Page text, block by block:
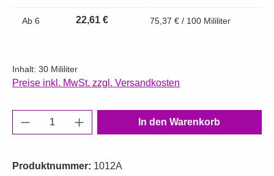
Ab 6 22,61 € 75,37 € / 100 Mililiter
Inhalt: 30 Mililiter
Preise inkl. MwSt. zzgl. Versandkosten
Produkt Anzahl: Gib den gewünschten
In den Warenkorb
Produktnummer: 1012A